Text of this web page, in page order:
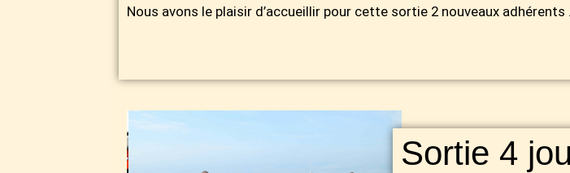
Nous avons le plaisir d’accueillir pour cette sortie 2 nouveaux adhérents
Sortie 4